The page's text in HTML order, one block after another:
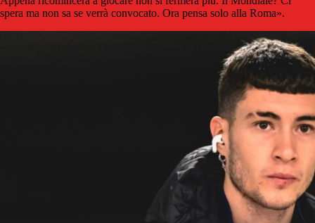
spera ma non sa se verrà convocato. Ora pensa solo alla Roma».